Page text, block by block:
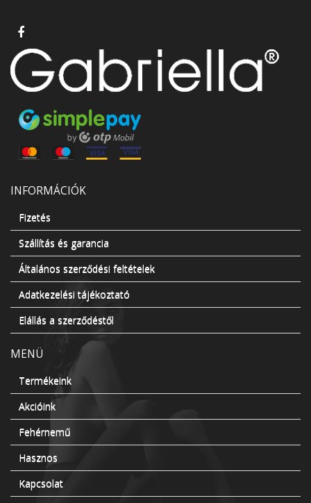
INFORMÁCIÓK
Fizetés
Szállítás és garancia
Általános szerződési feltételek
Adatkezelési tájékoztató
Elállás a szerződéstől
MENÜ
Termékeink
Akcióink
Fehérnemű
Hasznos
Kapcsolat